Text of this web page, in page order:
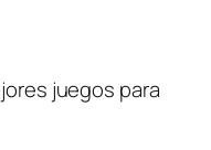
juegos para